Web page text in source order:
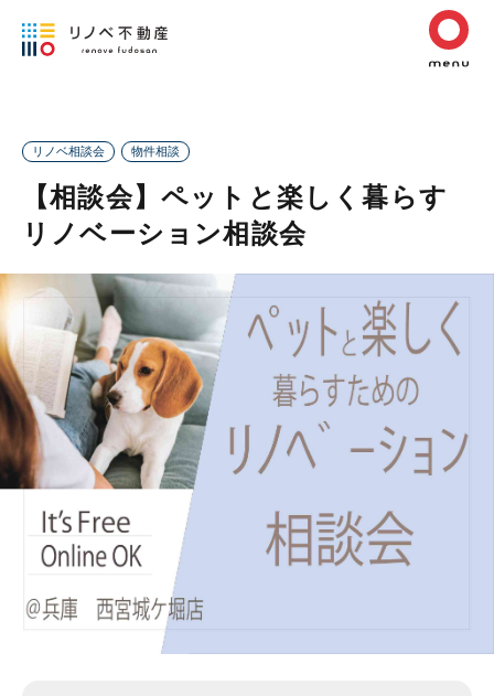
リノベ相談会 物件相談
【相談会】ペットと楽しく暮らす
リノベーション相談会